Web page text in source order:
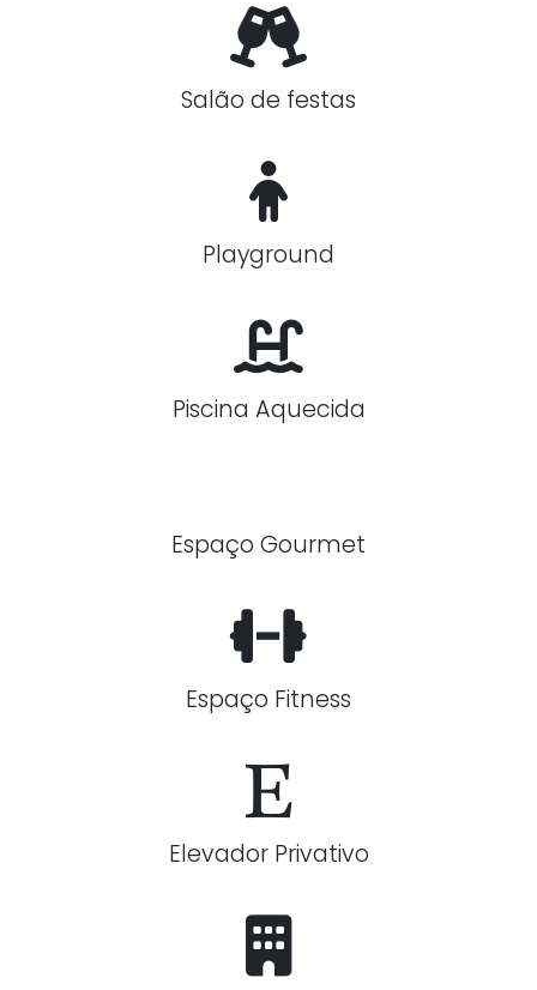
Salão de festas
Playground
Piscina Aquecida
Espaço Gourmet
Espaço Fitness
Elevador Privativo